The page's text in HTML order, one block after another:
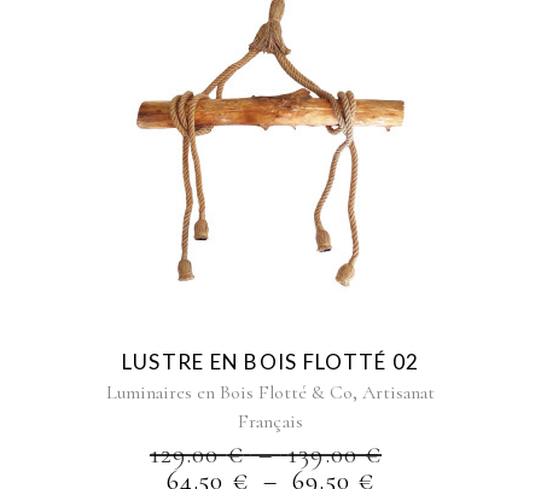
Ce
produit
plusieurs
variations.
options
choisies
sur
la
du
LUSTRE EN BOIS FLOTTÉ 02
Luminaires en Bois Flotté & Co, Artisanat
Français
129.00€ – 139.00€PLAGE
64.50 € – 69.50 €PLAGE